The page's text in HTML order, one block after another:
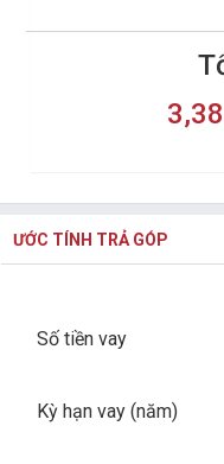
ƯỚC TÍNH TRẢ GÓP
Số tiền vay
Kỳ hạn vay (năm)